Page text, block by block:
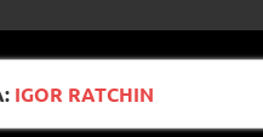
IGOR RATCHIN